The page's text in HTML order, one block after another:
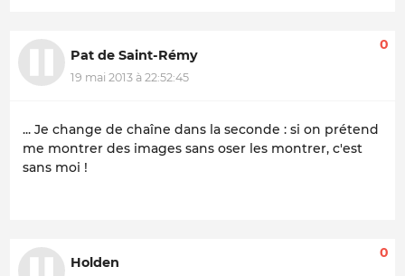
Pat de Saint-Rémy
19 mai 2013 à 22:52:45
0
... Je change de chaîne dans la seconde : si on prétend
me montrer des images sans oser les montrer, c'est
sans moi !
Holden
0